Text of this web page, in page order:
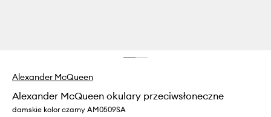
Alexander McQueen
Alexander McQueen okulary przeciwsłoneczne
damskie kolor czarny AM0509SA